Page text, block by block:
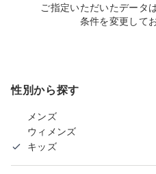
ご指定いただいたデータ
条件を変更して
性別から探す
メンズ
ウィメンズ
キッズ